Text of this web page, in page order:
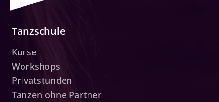
Tanzschule
Kurse
Workshops
Privatstunden
Tanzen ohne Partner